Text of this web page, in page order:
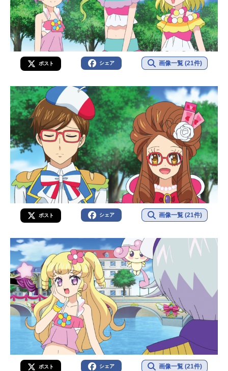
ポスト シェア 画像一覧 (21件)
ポスト シェア 画像一覧 (21件)
ポスト シェア 画像一覧 (21件)